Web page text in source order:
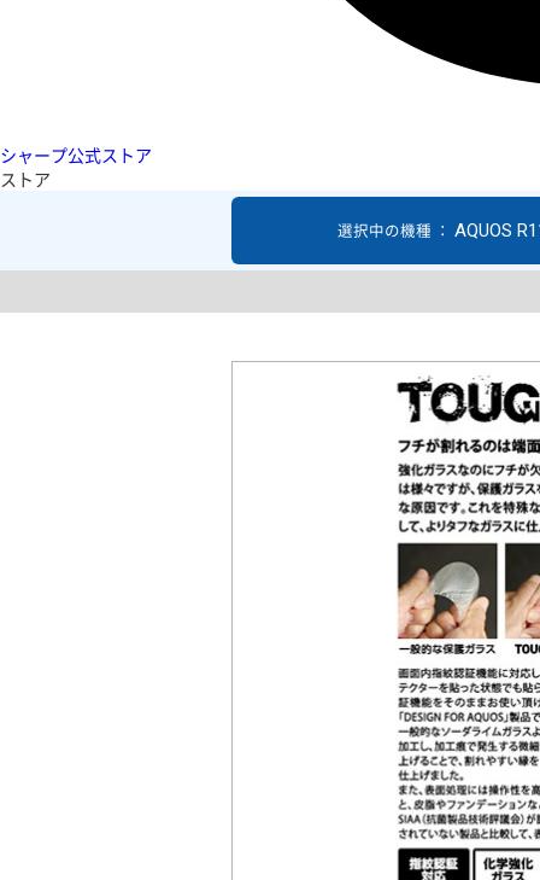
シャープ公式ストア
ストア
選択中の機種 ： AQUOS